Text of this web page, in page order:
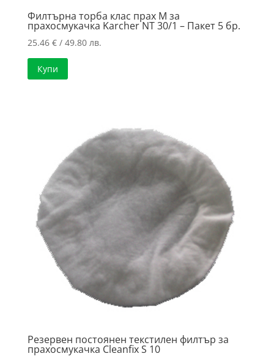
Филтърна торба клас прах M за
прахосмукачка Karcher NT 30/1 – Пакет 5 бр.
25.46 €/ 49.80 лв.
Купи
Резервен постоянен текстилен филтър за
прахосмукачка Cleanfix S 10